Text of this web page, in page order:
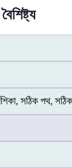
সঠিক পথ,